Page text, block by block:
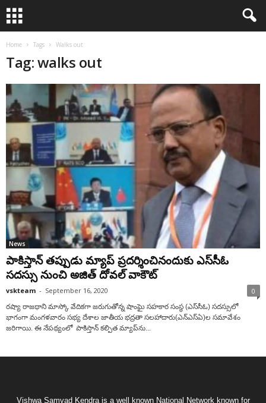
Home Tags Walks out
Tag: walks out
News
పాకిస్తాన్ తప్పుడు మ్యాప్ ప్రదర్శించినందుకు ఎస్‌సీఓ
సదస్సు నుంచి అజిత్ దోవల్ వాకౌట్
vskteam - September 16, 2020 0
రష్యా రాజధాని మాస్కో వేదికగా జరుగుతోన్న షాంఘై సహకార సంస్థ (ఎస్‌సీఓ) సదస్సులో
భాగంగా మంగళవారం సభ్య దేశాల జాతీయ భద్రతా సలహాదారు(ఎన్ఎస్ఏ)ల సమావేశం
జరిగాయి. ఈ నేపథ్యంలో పాకిస్తాన్ కల్పిత మ్యాప్‌ను...
Vishwa Samvad Kendra is a well known National Network known for